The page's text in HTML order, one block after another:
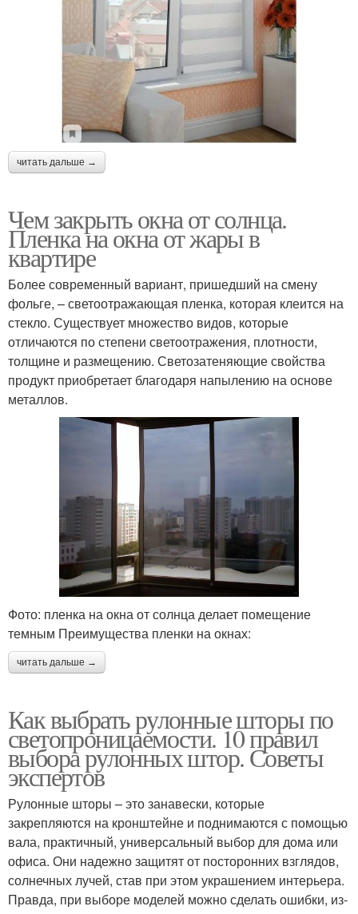
читать дальше →
Чем закрыть окна от солнца.
Пленка на окна от жары в
квартире
Более современный вариант, пришедший на смену
фольге, – светоотражающая пленка, которая клеится на
стекло. Существует множество видов, которые
отличаются по степени светоотражения, плотности,
толщине и размещению. Светозатеняющие свойства
продукт приобретает благодаря напылению на основе
металлов.
Фото: пленка на окна от солнца делает помещение
темным Преимущества пленки на окнах:
читать дальше →
Как выбрать рулонные шторы по
светопроницаемости. 10 правил
выбора рулонных штор. Советы
экспертов
Рулонные шторы – это занавески, которые
закрепляются на кронштейне и поднимаются с помощью
вала, практичный, универсальный выбор для дома или
офиса. Они надежно защитят от посторонних взглядов,
солнечных лучей, став при этом украшением интерьера.
Правда, при выборе моделей можно сделать ошибки, из-